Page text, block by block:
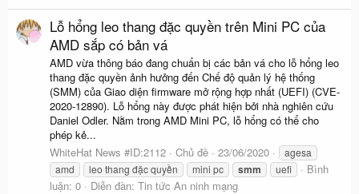
Lỗ hổng leo thang đặc quyền trên Mini PC của
AMD sắp có bản vá
AMD vừa thông báo đang chuẩn bị các bản vá cho lỗ hổng leo
thang đặc quyền ảnh hưởng đến Chế độ quản lý hệ thống
(SMM) của Giao diện firmware mở rộng hợp nhất (UEFI) (CVE-
2020-12890). Lỗ hổng này được phát hiện bởi nhà nghiên cứu
Daniel Odler. Nằm trong AMD Mini PC, lỗ hổng có thể cho
phép kẻ...
WhiteHat News #ID:2112
Chủ đề 23/06/2020
agesa
amd
leo thang đặc quyền mini pc smm uefi
Bình
luận: 0
Diễn đàn: Tin tức An ninh mạng